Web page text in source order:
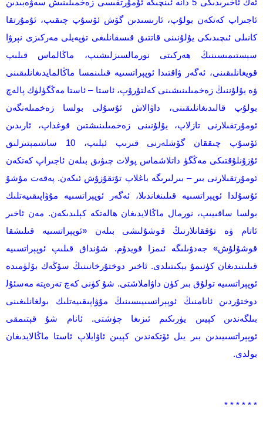
ئاجىراپ كەتكەن بولۇپ، ئارىسىدىن گۆش ئۆسۇپ چىقىپ، ئۇمۇرتقا
كانىلى ئىچىدىكى يۇلۇنىنى قاتتىق قىسقانلىغى تۈپەيلى مەركىزى نېرۋا
سېستىمىسىنىڭ ھەركىتى نورمالسىزلىشىپ، ماڭالماس قىلىپ
قويغانلىقىنى، ئەگەر ۋاقتىدا ئوپېراتسىيە قىلىنمسا ماڭالمايدىغانلىقىنى
ۋە يۇلۇننىڭ زەخمىلىنىشىنى كەلتۇرۇپ، ئاستا – ئاستا مەڭگۈلۈك پالەچ
بولۇپ قالىدىغانلىقىنى، داۋالاش ئۇسۇلى بولسا زەخمىلەنگەن
ئومۇرتقىلارنى تازلاپ، يۇلۇنىنى زەخمىلىنىشتىن قوغداپ، ئارىدىن
ئۆسۇپ چىققان گۆشلەرنى قىرىپ ئېلىپ، 10 سانتىمېتىرلىق
ئۇزۇنلۇقتىكى مەڭگۈ داتلاشماس پولات چىۋىق بىلەن ئاجىراپ كەتكەن
ئومۇرتقىلارنى بىر – بىرلىرىگە باغلاپ تۇتقۇزۇش ئىكەن. پەقەت مۇشۇ
ئۇسۇلدا ئوپېراتسىيە قىلىنغاندىلا، ئەگەر ئوپېراتسىيە مۇۋاپىقىيەتلىك
بولسا ساقىيىپ، نورمال ماڭالايدىغان ھالەتكە كېلىدىكەن. مەن ئاخىر
ئاتام ۋە تۇققانلارنىڭ قوشۇلىشى بىلەن «ئوپېراتسىيە قىلىشقا
قوشۇلۇش» جەدۋىلىگە ئىمزا قويدۇم. شۇنداق قىلىپ ئوپېراتسىيە
قىلىنىدىغان كۈنىمۇ بېكىتىلدى. ئاخىر دوختۇرخانىنىڭ سۆڭەك بۆلۈمىدە
ئوپېراتسىيە تولۇق بىر كۈن داۋاملاشتى. شۇ كۈنى كەچ تەرەپتە مەسئۇل‍
دوختۇردىن ئانامنىڭ ئوپېراتسىيىسىنىڭ مۇۋاپىقىيەتلىك بولغانلىغىنى
بىلگەندىن كېيىن يۈرىكىم ئىزىغا چۈشتى. ئانام شۇ قېتىمقى
ئوپېراتسىيىدىن بىر يىل ئۆتكەندىن كېيىن ئاۋايلاپ ئاستا ماڭالايدىغان
بولدى.
* * * * * *